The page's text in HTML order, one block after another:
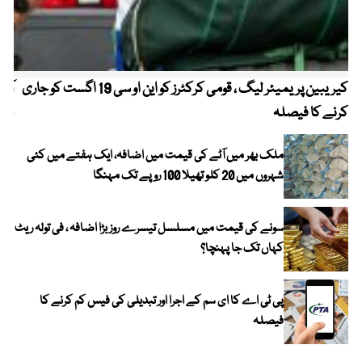
کیریبین پریمیئر لیگ ، قومی کرکٹرز کو این او سی 19 اگست کو جاری
کرنے کا فیصلہ
ملک بھر میں آٹے کی قیمت میں اضافہ، ایک ہفتے میں کئی
شہروں میں 20 کلو تھیلا 100 روپے تک مہنگا
سونے کی قیمت میں مسلسل تیسرے روز بڑا اضافہ ، فی تولہ ریٹ
کہاں تک جا پہنچا؟
پی ٹی اے کا ای سم کے اجرا اور تبدیلی کی فیس کم کرنے کا
فیصلہ